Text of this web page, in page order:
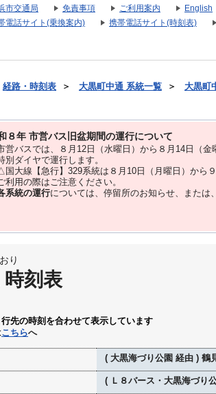
市交通局 免責事項 ご利用案内 English
電話サイト(乗換案内)
携帯電話サイト(時刻表)
経路・時刻表 ＞ 大黒町中通 系統一覧 ＞ 大黒町
８年 市営バス旧盆期間の運行について
営バスでは、８⽉12⽇（水曜日）から８⽉14⽇（
別ダイヤで運⾏します。
大線【急行】329系統は８月10日（月曜日）から９
利用の際はご注意ください。
系統の運行については、停留所のお知らせ、または、
り
時刻表
先の時刻を合わせて表示しています
こちらへ
( 大黒海づり公園 経由 ) 鶴
( Ｌ８バース・大黒海づり